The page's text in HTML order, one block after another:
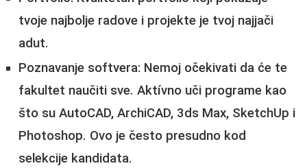
tvoje najbolje radove i projekte je tvoj najjači
adut.
Poznavanje softvera: Nemoj očekivati da će te
fakultet naučiti sve. Aktívno uči programe kao
što su AutoCAD, ArchiCAD, 3ds Max, SketchUp i
Photoshop. Ovo je često presudno kod
selekcije kandidata.